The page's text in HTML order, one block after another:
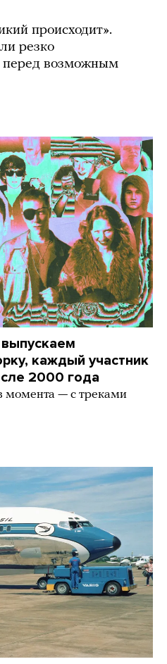
происходит».
резко
перед возможным
каждый участник
2000 года
момента — с треками